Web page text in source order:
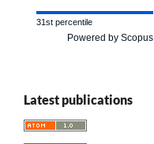
31st percentile
Powered by Scopus
Latest publications